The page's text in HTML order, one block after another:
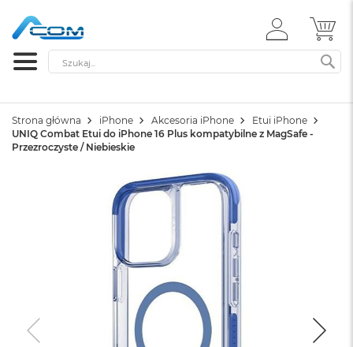
ZALOGUJ
SIĘ
Szukaj
Strona główna iPhone Akcesoria iPhone
Etui iPhone
UNIQ Combat Etui do iPhone 16 Plus kompatybilne z MagSafe -
Przezroczyste / Niebieskie